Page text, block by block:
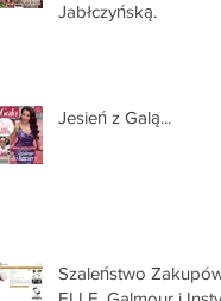
Jabłczyńską.
Jesień z Galą...
Szaleństwo